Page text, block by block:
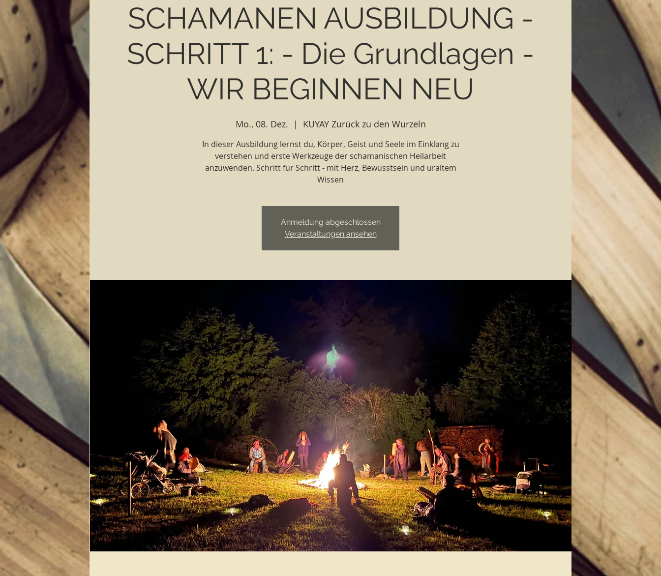
SCHAMANEN AUSBILDUNG -
SCHRITT 1: - Die Grundlagen -
WIR BEGINNEN NEU
Mo., 08. Dez.
  |
KUYAY Zurück zu den Wurzeln
In dieser Ausbildung lernst du, Körper, Geist und Seele im Einklang zu
verstehen und erste Werkzeuge der schamanischen Heilarbeit
anzuwenden. Schritt für Schritt - mit Herz, Bewusstsein und uraltem
Wissen
Anmeldung abgeschlossen
Veranstaltungen ansehen